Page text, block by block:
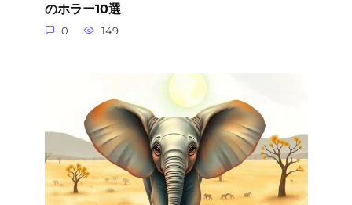
のホラー10選
0 149